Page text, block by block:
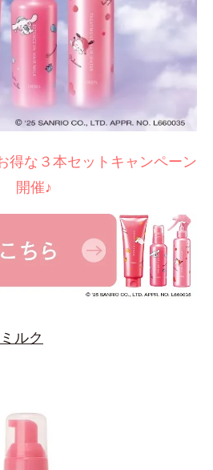
な３本セットキャンペーン
開催♪
ルク